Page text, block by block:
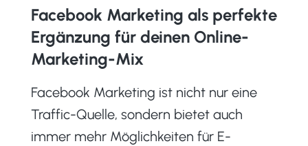
Facebook Marketing als perfekte
Ergänzung für deinen Online-
Marketing-Mix
Facebook Marketing ist nicht nur eine
Traffic-Quelle, sondern bietet auch
immer mehr Möglichkeiten für E-